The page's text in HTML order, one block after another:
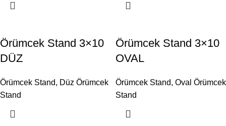
Örümcek Stand 3×10
DÜZ
Örümcek Stand, Düz Örümcek
Stand
Örümcek Stand 3×10
OVAL
Örümcek Stand, Oval Örümcek
Stand